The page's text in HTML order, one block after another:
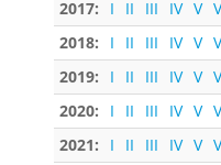
2017:
I II III IV V
2018:
I II III IV V
2019:
I II III IV V
2020:
I II III IV V
2021:
I II III IV V